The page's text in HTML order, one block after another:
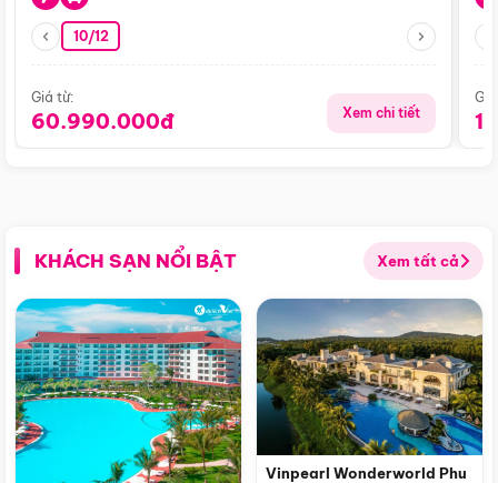
10/12
Giá từ:
60.990.000đ Xem chi tiết
KHÁCH SẠN NỔI BẬT Xem tất cả
Vinpearl Wonderworld Phu